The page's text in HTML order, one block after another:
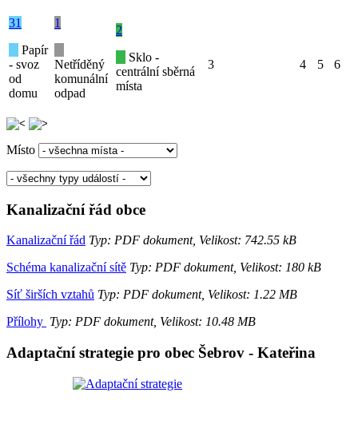
31
Papír
- svoz
od
domu
1
Netříděný
komunální
odpad
2
Sklo -
centrální sběrná
místa
3 4 5 6
Místo
Kanalizační řád obce
Kanalizační řád Typ: PDF dokument, Velikost: 742.55 kB
Schéma kanalizační sítě Typ: PDF dokument, Velikost: 180 kB
Síť širších vztahů Typ: PDF dokument, Velikost: 1.22 MB
Přílohy Typ: PDF dokument, Velikost: 10.48 MB
Adaptační strategie pro obec Šebrov - Kateřina